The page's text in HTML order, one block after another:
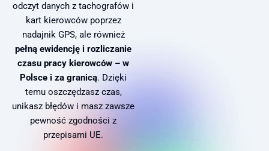
odczyt danych z tachografów i
kart kierowców poprzez
nadajnik GPS, ale również
pełną ewidencję i rozliczanie
czasu pracy kierowców – w
Polsce i za granicą. Dzięki
temu oszczędzasz czas,
unikasz błędów i masz zawsze
pewność zgodności z
przepisami UE.